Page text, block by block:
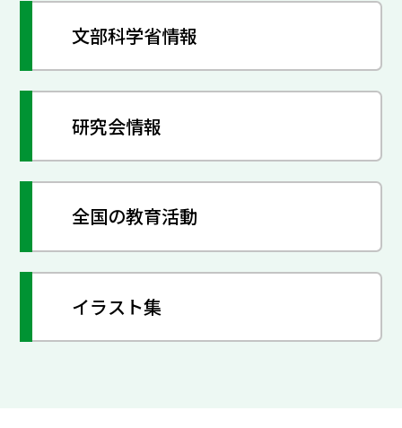
文部科学省情報
研究会情報
全国の教育活動
イラスト集